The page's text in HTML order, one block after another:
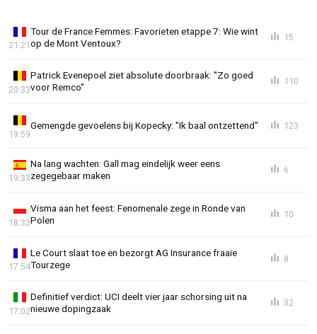
Tour de France Femmes: Favorieten etappe 7: Wie wint
op de Mont Ventoux?
21:21
15
Patrick Evenepoel ziet absolute doorbraak: "Zo goed
voor Remco"
20:33
110
Gemengde gevoelens bij Kopecky: "Ik baal ontzettend"
19:59
123
Na lang wachten: Gall mag eindelijk weer eens
zegegebaar maken
19:33
6
Visma aan het feest: Fenomenale zege in Ronde van
Polen
18:33
10
Le Court slaat toe en bezorgt AG Insurance fraaie
Tourzege
17:54
8
Definitief verdict: UCI deelt vier jaar schorsing uit na
nieuwe dopingzaak
17:02
32